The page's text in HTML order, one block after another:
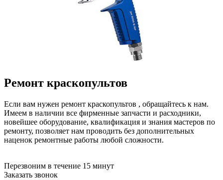
беспроводных систем мониторинга
беспроводных систем презентаций
блоков автоматики насосов
блоков коммутации
блоков охлаждения
блоков подключения
блоков управления
бойлеров
брудеров
будильников
Ремонт краскопультов
Если вам нужен ремонт краскопультов , обращайтесь к нам.
Имеем в наличии все фирменные запчасти и расходники,
новейшее оборудование, квалификация и знания мастеров по
ремонту, позволяет нам проводить без дополнительных
наценок ремонтные работы любой сложности.
Перезвоним в течение 15 минут
Заказать звонок